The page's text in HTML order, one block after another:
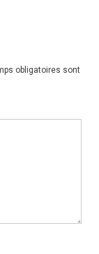
obligatoires sont